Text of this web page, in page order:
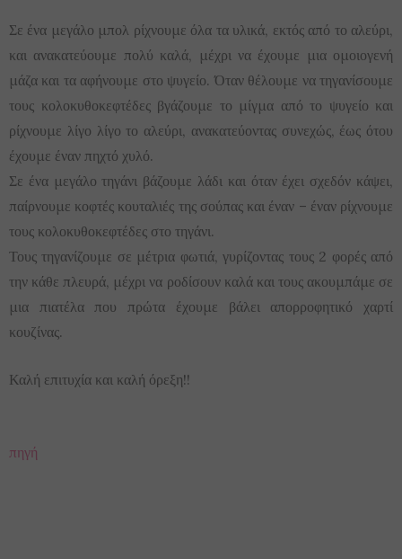
Σε ένα μεγάλο μπολ ρίχνουμε όλα τα υλικά, εκτός από το αλεύρι,
και ανακατεύουμε πολύ καλά, μέχρι να έχουμε μια ομοιογενή
μάζα και τα αφήνουμε στο ψυγείο. Όταν θέλουμε να τηγανίσουμε
τους κολοκυθοκεφτέδες βγάζουμε το μίγμα από το ψυγείο και
ρίχνουμε λίγο λίγο το αλεύρι, ανακατεύοντας συνεχώς, έως ότου
έχουμε έναν πηχτό χυλό.
Σε ένα μεγάλο τηγάνι βάζουμε λάδι και όταν έχει σχεδόν κάψει,
παίρνουμε κοφτές κουταλιές της σούπας και έναν – έναν ρίχνουμε
τους κολοκυθοκεφτέδες στο τηγάνι.
Τους τηγανίζουμε σε μέτρια φωτιά, γυρίζοντας τους 2 φορές από
την κάθε πλευρά, μέχρι να ροδίσουν καλά και τους ακουμπάμε σε
μια πιατέλα που πρώτα έχουμε βάλει απορροφητικό χαρτί
κουζίνας.
Καλή επιτυχία και καλή όρεξη!!
πηγή